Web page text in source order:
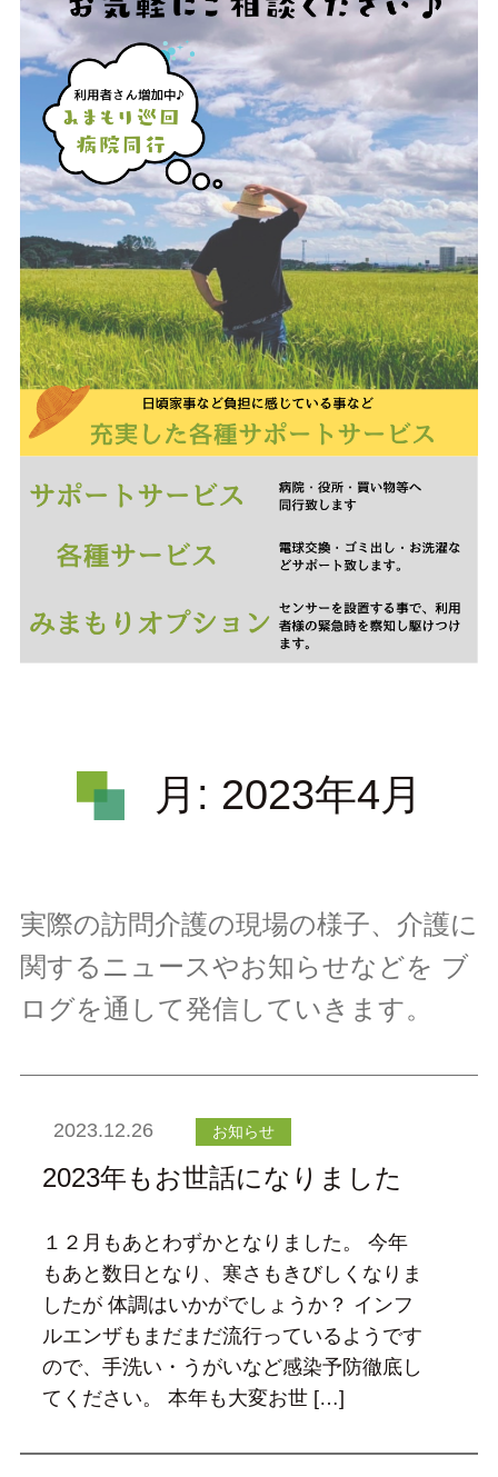
お問い合わせ ＞
会員ページ ＞
会員ページ（ケアマネ専用）
＞
求人情報 会社情報
月: 2023年4月
実際の訪問介護の現場の様子、介護に
関するニュースやお知らせなどを ブ
ログを通して発信していきます。
2023.12.26 お知らせ
2023年もお世話になりました
１２月もあとわずかとなりました。 今年
もあと数日となり、寒さもきびしくなりま
したが 体調はいかがでしょうか？ インフ
ルエンザもまだまだ流行っているようです
ので、手洗い・うがいなど感染予防徹底し
てください。 本年も大変お世 […]